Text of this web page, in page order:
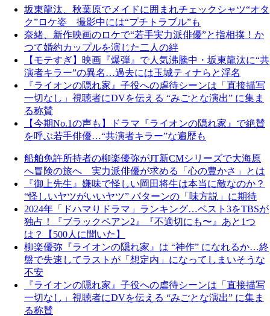
坂東龍汰、秋葉原でメイドに囲まれチェックシャツ“オタ
ク”ロケ姿 撮影中には“プチトラブル”も
奈緒、新作映画のロケで“若手実力派俳優”と指相撲！か
つて婚約カップルを演じた二人の絆
【モテすぎ】映画『爆弾』で人気沸騰中・坂東龍汰に“共
演者キラー”の異名…過去には玉城ティナらと浮名
『ライオンの隠れ家』子役への虐待シーンは「直接描写
一切なし」視聴者にDVを伝える “みごとな演出” に集ま
る称賛
【今期No.1の声も】ドラマ『ライオンの隠れ家』で絶賛
を呼ぶ若手俳優…“共演者キラー”な遍歴も
船舶免許所持者の柳楽優弥がJT新CMシリーズで大海原
へ冒険の旅へ 実力派俳優が求める「心の豊かさ」とは
『御上先生』嫌味で怪しい岡田将生は本当に敵なのか？
“怪しいヤツがいいヤツ” パターンの「味方説」に期待
2024年「ドハマりドラマ」ランキング…ベスト3をTBSが
独占！『ブラックペアン2』『不適切にも〜』あと1つ
は？【500人に聞いた】
柳楽優弥『ライオンの隠れ家』は “神作” になれるか…終
盤で失速してラストが「想定内」になってしまいそうな
不安
『ライオンの隠れ家』子役への虐待シーンは「直接描写
一切なし」視聴者にDVを伝える “みごとな演出” に集ま
る称賛